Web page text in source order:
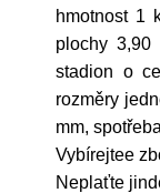
hmotnost 1
plochy 3,90
stadion o
rozměry
mm,
Vybírejtee
Neplaťte